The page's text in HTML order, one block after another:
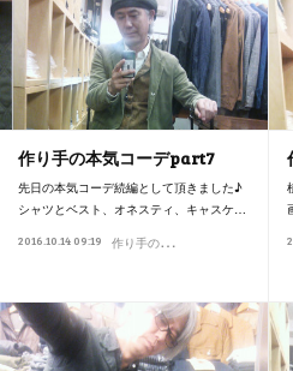
作り手の本気コーデpart7
先日の本気コーデ続編として頂きました♪
シャツとベスト、オネスティ、キャスケ…
2016.10.14 09:19
作
り手の本気コーデ